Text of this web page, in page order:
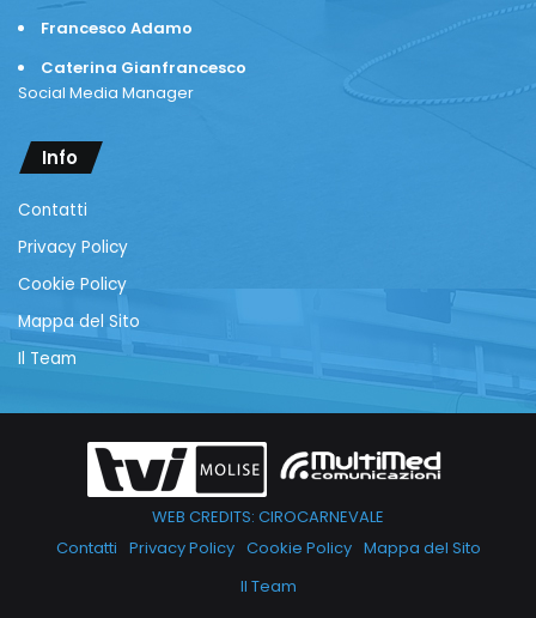
Francesco Adamo
Caterina Gianfrancesco
Social Media Manager
Info
Contatti
Privacy Policy
Cookie Policy
Mappa del Sito
Il Team
WEB CREDITS: CIROCARNEVALE
Contatti Privacy Policy Cookie Policy Mappa del Sito
Il Team